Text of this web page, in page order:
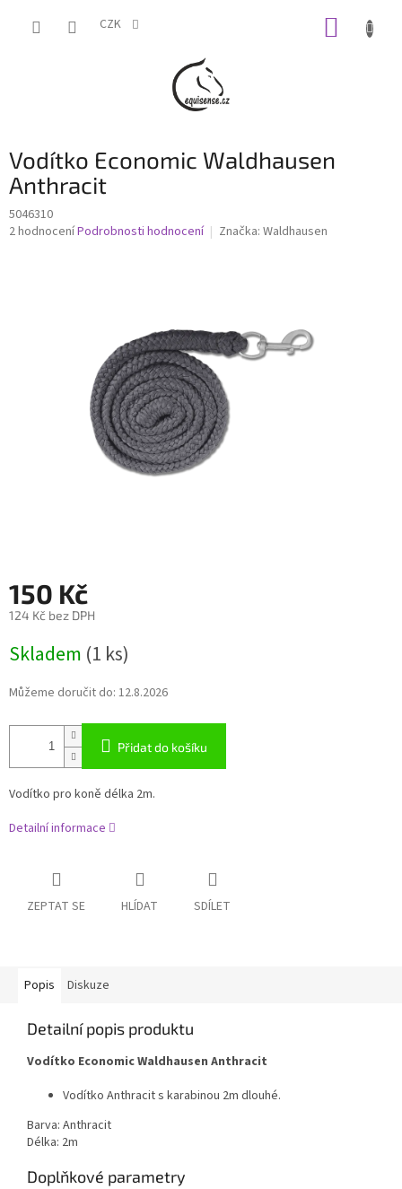
CZK
Vodítko Economic Waldhausen
Anthracit
5046310
Průměrné
2 hodnoceníPodrobnosti hodnocení Značka: Waldhausen
150 Kč
124 Kč bez DPH
cena:
Skladem (1 ks)
Můžeme doručit do: 12.8.2026
Přidat do košíku
Vodítko pro koně délka 2m.
Detailní informace
ZEPTAT SE HLÍDAT SDÍLET
Popis Diskuze
Detailní popis produktu
Vodítko Economic Waldhausen Anthracit
Vodítko Anthracit s karabinou 2m dlouhé.
Barva: Anthracit
Délka: 2m
Doplňkové parametry